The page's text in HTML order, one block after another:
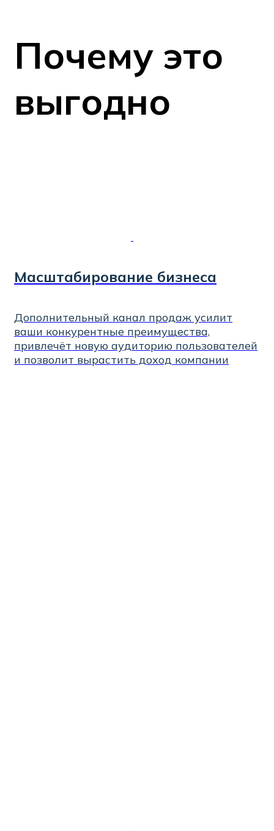
Почему это
выгодно
Масштабирование бизнеса
Дополнительный канал продаж усилит
ваши конкурентные преимущества,
привлечёт новую аудиторию пользователей
и позволит вырастить доход компании